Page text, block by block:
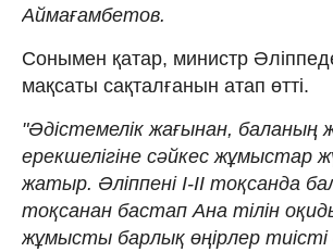
Аймағамбетов.
Сонымен қатар, министр
мақсаты сақталғанын атап өтті.
"Әдістемелік жағынан, баланың
ерекшелігіне сәйкес жұмыстар
жатыр. Әліппені I-II тоқсанда
тоқсанан бастап Ана тілін
жұмысты барлық өңірлер тиісті